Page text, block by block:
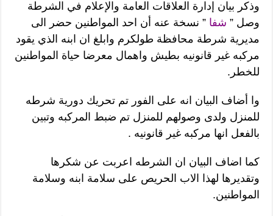
وذكر بيان إدارة العلاقات العامة والإعلام في الشرطة
وصل ” شفا ” نسخة عنه أن احد المواطنين حضر الى
مديرية شرطة محافظة طولكرم وابلغ ان ابنه الذي يقود
مركبه غير قانونيه بطيش واهمال معرضا حياة المواطنين
للخطر.
وا أضاف البيان انه على الفور تم تحريك دورية شرطه
للمنزل ولدى وصولهم للمنزل تم ضبط المركبه وتبين
بالفعل انها مركبه غير قانونيه .
كما اضاف البيان ان الشرطه اعربت عن شكرها
وتقديرها لهذا الاب الحريص على سلامة ابنه وسلامة
المواطنين.